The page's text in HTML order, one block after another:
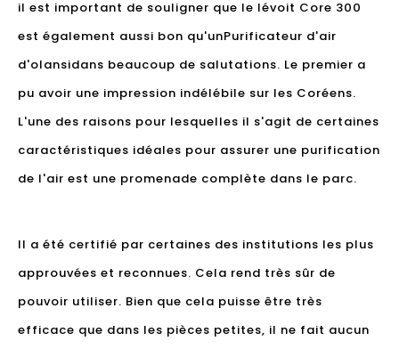
il est important de souligner que le lévoit Core 300
est également aussi bon qu'unPurificateur d'air
d'olansidans beaucoup de salutations. Le premier a
pu avoir une impression indélébile sur les Coréens.
L'une des raisons pour lesquelles il s'agit de certaines
caractéristiques idéales pour assurer une purification
de l'air est une promenade complète dans le parc.
Il a été certifié par certaines des institutions les plus
approuvées et reconnues. Cela rend très sûr de
pouvoir utiliser. Bien que cela puisse être très
efficace que dans les pièces petites, il ne fait aucun